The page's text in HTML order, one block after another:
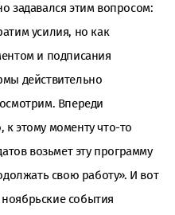
задавался этим вопросом:
усилия, но как
и подписания
действительно
Впереди
этому моменту что-то
возьмет эту программу
свою работу». И вот
события